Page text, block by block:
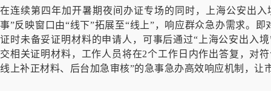
在连续第四年加开暑期夜间办证专场的同时，上海公安出
事”反映窗口由“线下”拓展至“线上”，响应群众急办需求。
证时未备妥证明材料的申请人，可事后通过“上海公安出入
交相关证明材料，工作人员将在2个工作日内作出答复，对
线上补正材料、后台加急审核”的急事急办高效响应机制，让